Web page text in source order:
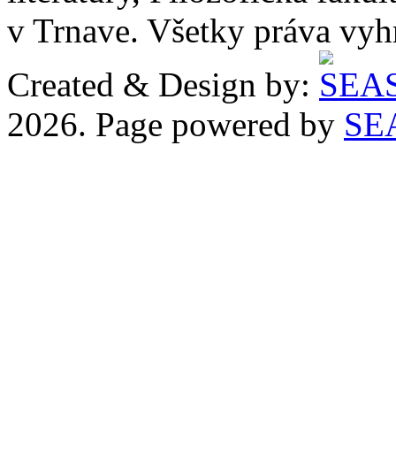
v Trnave. Všetky práva
Created & Design by:
2026. Page powered by